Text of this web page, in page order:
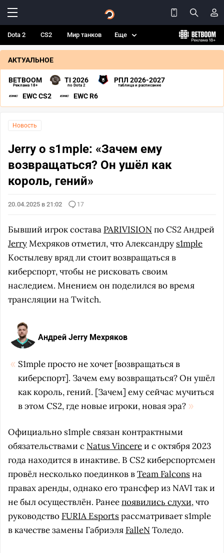
Dota 2 CS2 Мир танков Еще
АКТУАЛЬНОЕ
BETBOOM
Реклама 18+
TI 2026
по Dota 2
РПЛ 2026-2027
таблица и расписание
EWC CS2 EWC R6
Новость
Jerry о s1mple: «Зачем ему
возвращаться? Он ушёл как
король, гений»
20.04.2025 в 21:02 17
Бывший игрок состава PARIVISIONпо CS2 Андрей
JerryМехряков отметил, что Александру s1mple
Костылеву вряд ли стоит возвращаться в
киберспорт, чтобы не рисковать своим
наследием. Мнением он поделился во время
трансляции на Twitch.
Андрей Jerry Мехряков
S1mple просто не хочет [возвращаться в
киберспорт]. Зачем ему возвращаться? Он ушёл
как король, гений. [Зачем] ему сейчас мучиться
в этом CS2, где новые игроки, новая эра?
Официально s1mple связан контрактными
обязательствами с Natus Vincereи с октября 2023
года находится в инактиве. В CS2 киберспортсмен
провёл несколько поединков вTeam Falconsна
правах аренды, однако его трансфер из NAVI так и
не был осуществлён. Ранеепоявились слухи, что
руководство FURIA Esportsрассматривает s1mple
в качестве замены Габриэля FalleNТоледо.